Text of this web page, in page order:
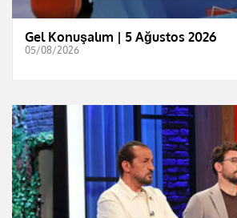
Gel Konuşalım | 5 Ağustos 2026
05/08/2026